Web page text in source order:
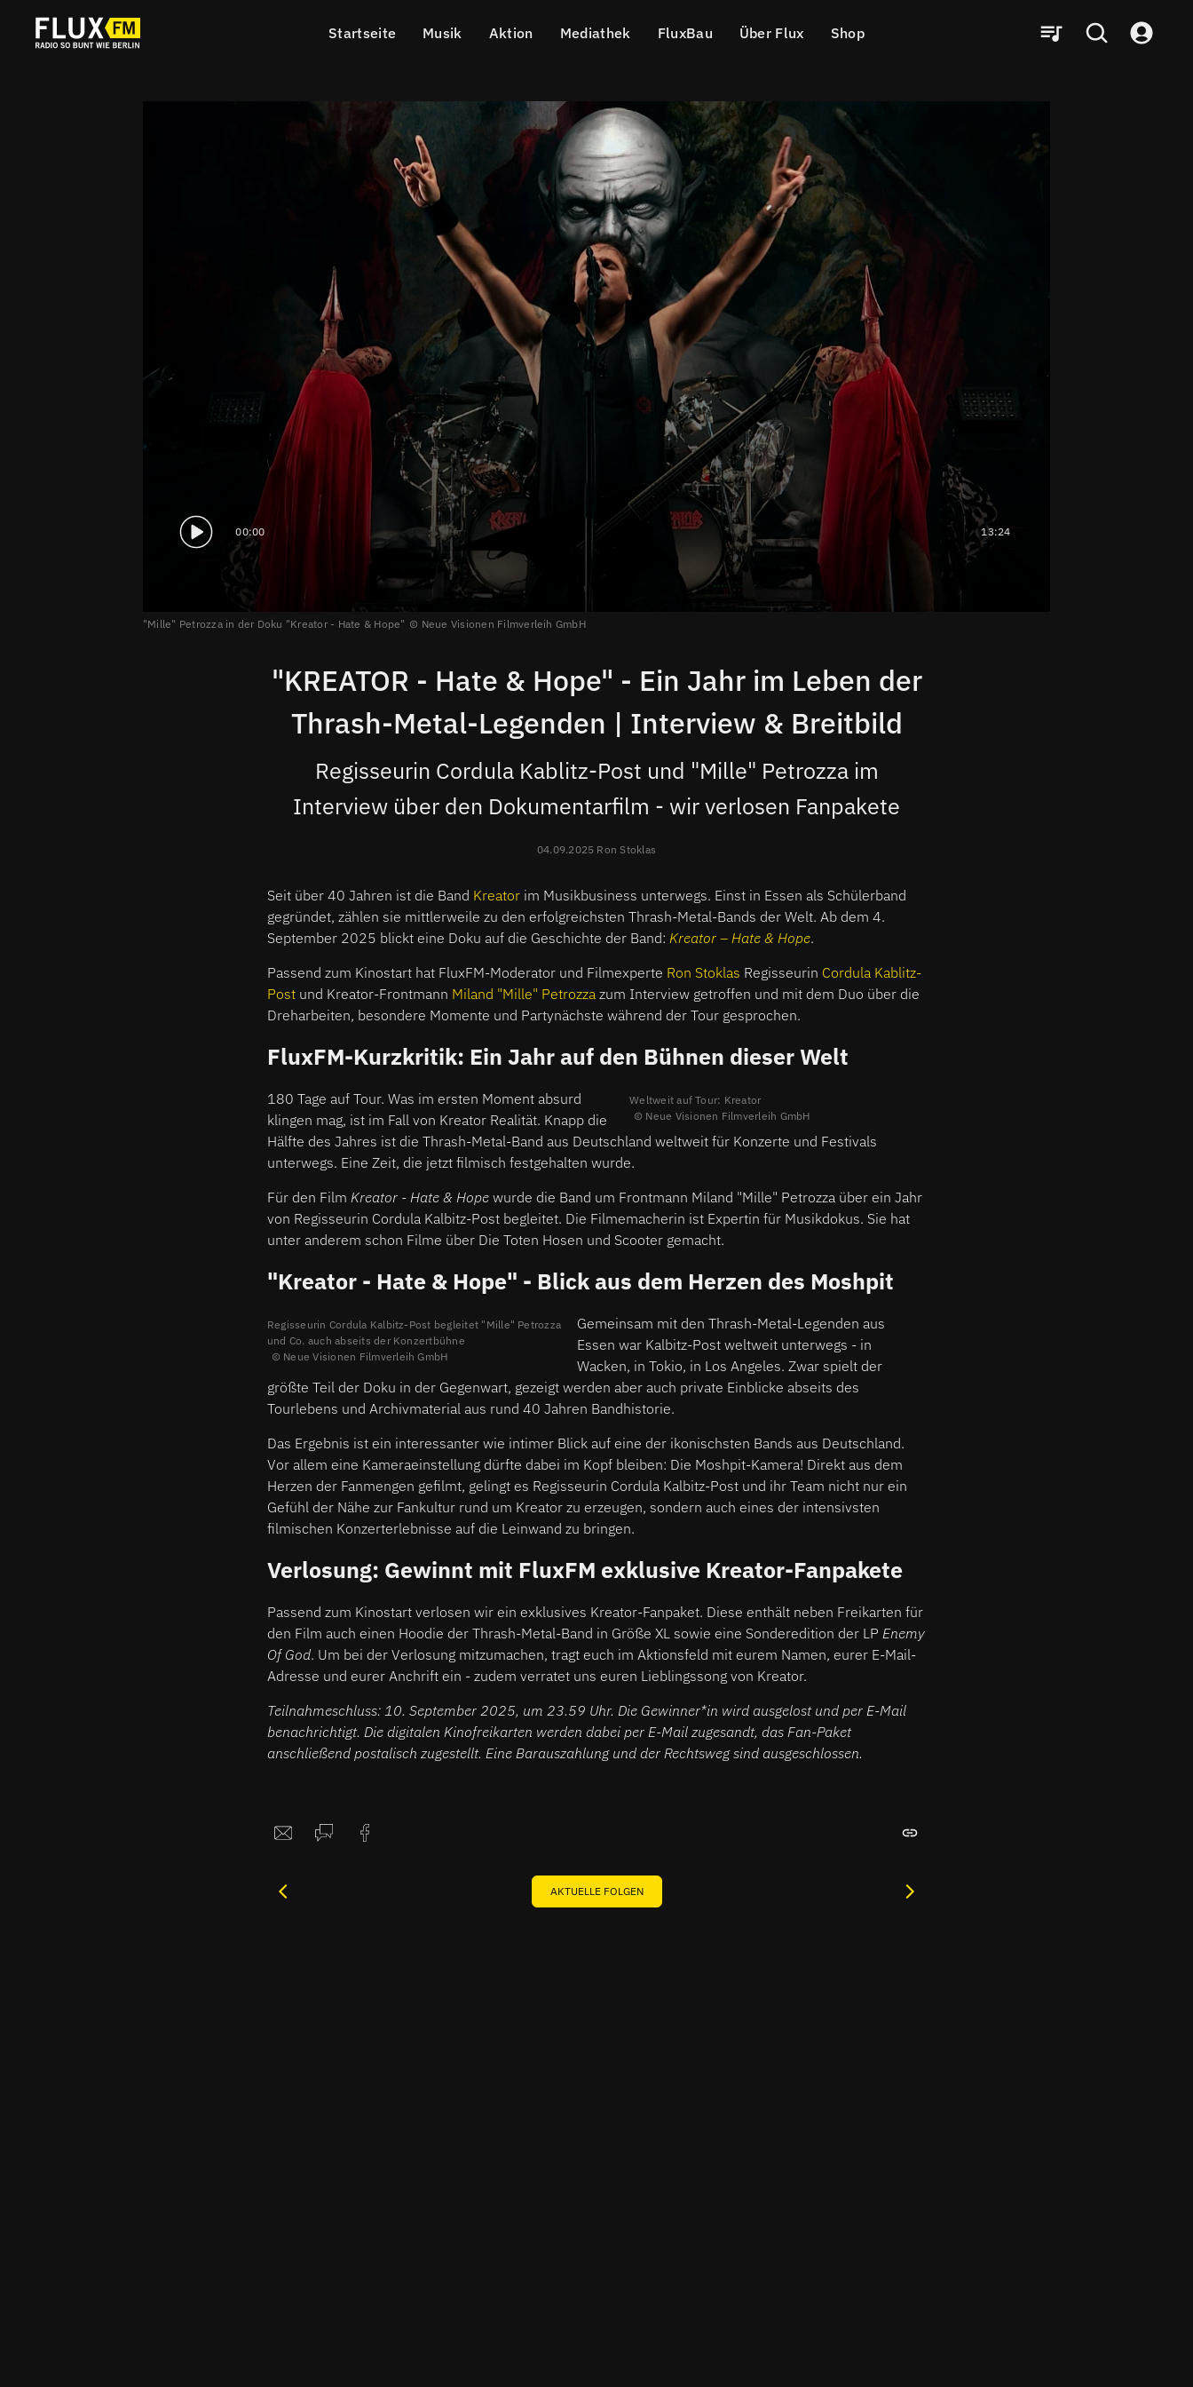
Startseite Musik Aktion Mediathek FluxBau Über Flux Shop
00:00 13:24
"Mille" Petrozza in der Doku "Kreator - Hate & Hope" Neue Visionen Filmverleih GmbH
"KREATOR - Hate & Hope" - Ein Jahr im Leben der
Thrash-Metal-Legenden | Interview & Breitbild
Regisseurin Cordula Kablitz-Post und "Mille" Petrozza im
Interview über den Dokumentarfilm - wir verlosen Fanpakete
04.09.2025 Ron Stoklas
Seit über 40 Jahren ist die Band Kreator im Musikbusiness unterwegs. Einst in Essen als Schülerband
gegründet, zählen sie mittlerweile zu den erfolgreichsten Thrash-Metal-Bands der Welt. Ab dem 4.
September 2025 blickt eine Doku auf die Geschichte der Band: Kreator – Hate & Hope.
Passend zum Kinostart hat FluxFM-Moderator und Filmexperte Ron Stoklas Regisseurin Cordula Kablitz-
Post und Kreator-Frontmann Miland "Mille" Petrozza zum Interview getroffen und mit dem Duo über die
Dreharbeiten, besondere Momente und Partynächste während der Tour gesprochen.
FluxFM-Kurzkritik: Ein Jahr auf den Bühnen dieser Welt
Weltweit auf Tour: Kreator
Neue Visionen Filmverleih GmbH
180 Tage auf Tour. Was im ersten Moment absurd
klingen mag, ist im Fall von Kreator Realität. Knapp die
Hälfte des Jahres ist die Thrash-Metal-Band aus Deutschland weltweit für Konzerte und Festivals
unterwegs. Eine Zeit, die jetzt filmisch festgehalten wurde.
Für den Film Kreator - Hate & Hope wurde die Band um Frontmann Miland "Mille" Petrozza über ein Jahr
von Regisseurin Cordula Kalbitz-Post begleitet. Die Filmemacherin ist Expertin für Musikdokus. Sie hat
unter anderem schon Filme über Die Toten Hosen und Scooter gemacht.
"Kreator - Hate & Hope" - Blick aus dem Herzen des Moshpit
Regisseurin Cordula Kalbitz-Post begleitet "Mille" Petrozza
und Co. auch abseits der Konzertbühne
Neue Visionen Filmverleih GmbH
Gemeinsam mit den Thrash-Metal-Legenden aus
Essen war Kalbitz-Post weltweit unterwegs - in
Wacken, in Tokio, in Los Angeles. Zwar spielt der
größte Teil der Doku in der Gegenwart, gezeigt werden aber auch private Einblicke abseits des
Tourlebens und Archivmaterial aus rund 40 Jahren Bandhistorie.
Das Ergebnis ist ein interessanter wie intimer Blick auf eine der ikonischsten Bands aus Deutschland.
Vor allem eine Kameraeinstellung dürfte dabei im Kopf bleiben: Die Moshpit-Kamera! Direkt aus dem
Herzen der Fanmengen gefilmt, gelingt es Regisseurin Cordula Kalbitz-Post und ihr Team nicht nur ein
Gefühl der Nähe zur Fankultur rund um Kreator zu erzeugen, sondern auch eines der intensivsten
filmischen Konzerterlebnisse auf die Leinwand zu bringen.
Verlosung: Gewinnt mit FluxFM exklusive Kreator-Fanpakete
Passend zum Kinostart verlosen wir ein exklusives Kreator-Fanpaket. Diese enthält neben Freikarten für
den Film auch einen Hoodie der Thrash-Metal-Band in Größe XL sowie eine Sonderedition der LP Enemy
Of God. Um bei der Verlosung mitzumachen, tragt euch im Aktionsfeld mit eurem Namen, eurer E-Mail-
Adresse und eurer Anchrift ein - zudem verratet uns euren Lieblingssong von Kreator.
Teilnahmeschluss: 10. September 2025, um 23.59 Uhr. Die Gewinner*in wird ausgelost und per E-Mail
benachrichtigt. Die digitalen Kinofreikarten werden dabei per E-Mail zugesandt, das Fan-Paket
anschließend postalisch zugestellt. Eine Barauszahlung und der Rechtsweg sind ausgeschlossen.
AKTUELLE FOLGEN